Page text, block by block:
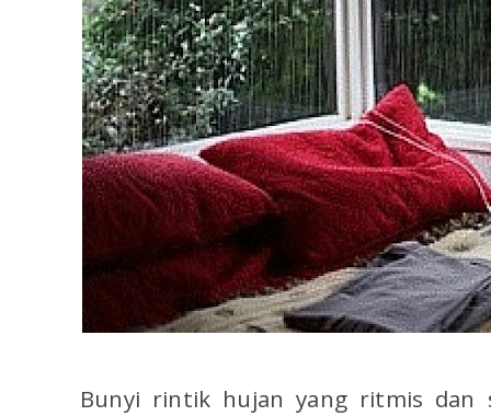
Bunyi rintik hujan yang ritmis dan